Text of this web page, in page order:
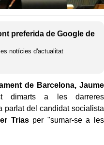
preferida de Google de
notícies d'actualitat
de Barcelona, Jaume
dimarts a les darreres
parlat del candidat socialista
Trias per "sumar-se a les